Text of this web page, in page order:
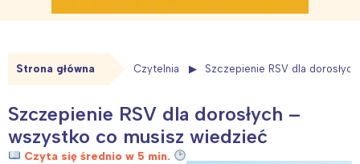
Strona główna Czytelnia Szczepienie RSV dla
Szczepienie RSV dla dorosłych –
wszystko co musisz wiedzieć
Czyta się średnio w 5 min.